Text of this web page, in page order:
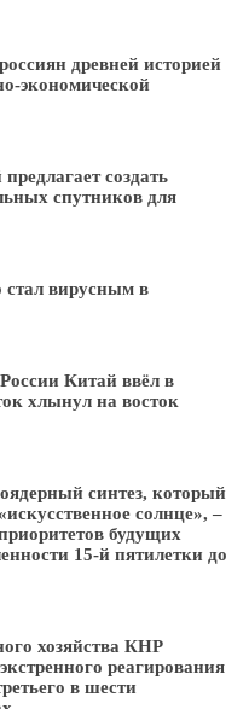
древней историей
экономической
создать
спутников для
стал вирусным в
Китай ввёл в
хлынул на восток
синтез, который
солнце», –
будущих
15-й пятилетки до
хозяйства КНР
реагирования
в шести